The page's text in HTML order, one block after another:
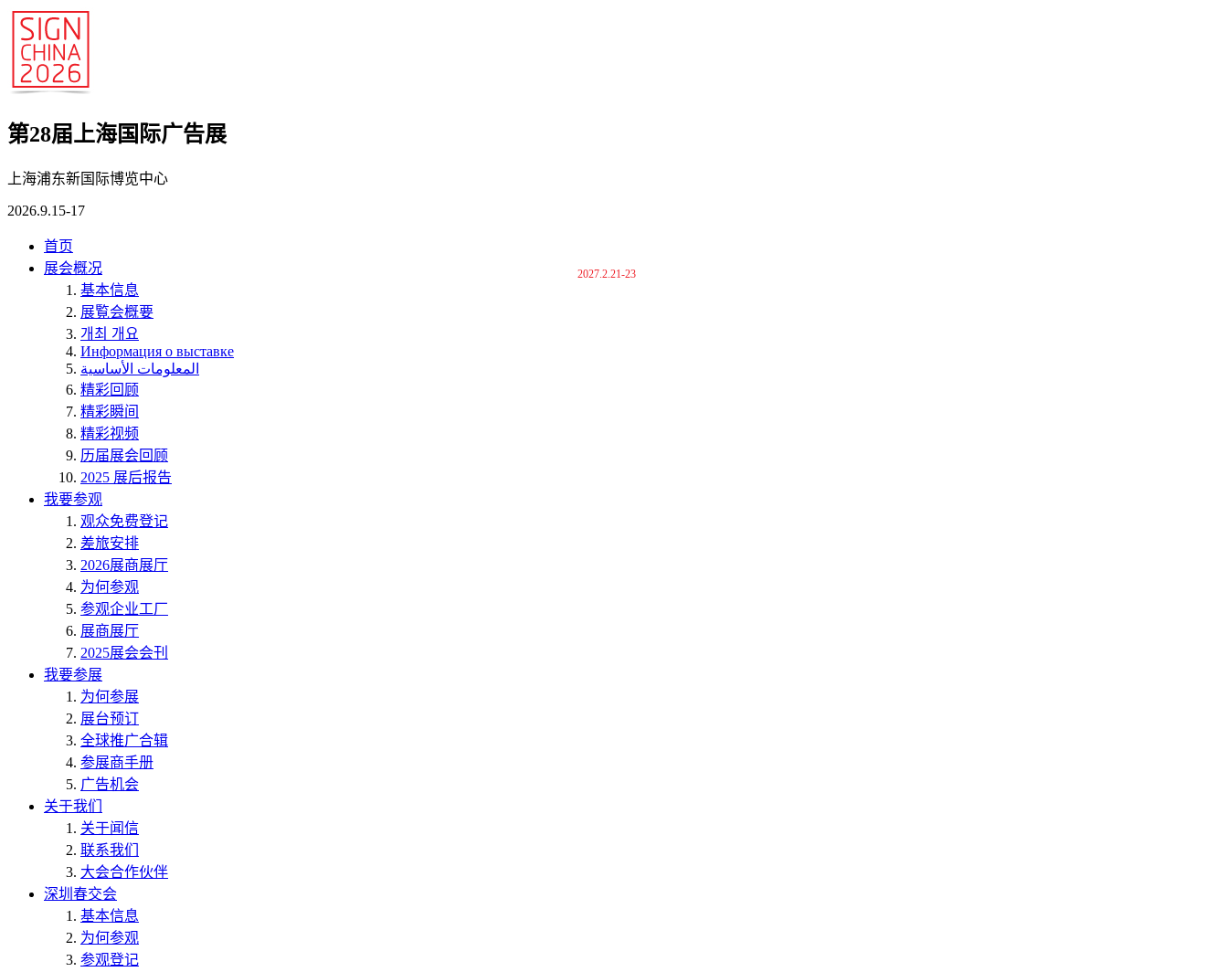
第28届上海国际广告展
上海浦东新国际博览中心
2026.9.15-17
首页
展会概况
基本信息
展覧会概要
개최 개요
Информация о выставке
المعلومات الأساسية
精彩回顾
精彩瞬间
精彩视频
历届展会回顾
2025 展后报告
我要参观
观众免费登记
差旅安排
2026展商展厅
为何参观
参观企业工厂
展商展厅
2025展会会刊
我要参展
为何参展
展台预订
全球推广合辑
参展商手册
广告机会
关于我们
关于闻信
联系我们
大会合作伙伴
深圳春交会
2027.2.21-23
基本信息
为何参观
参观登记